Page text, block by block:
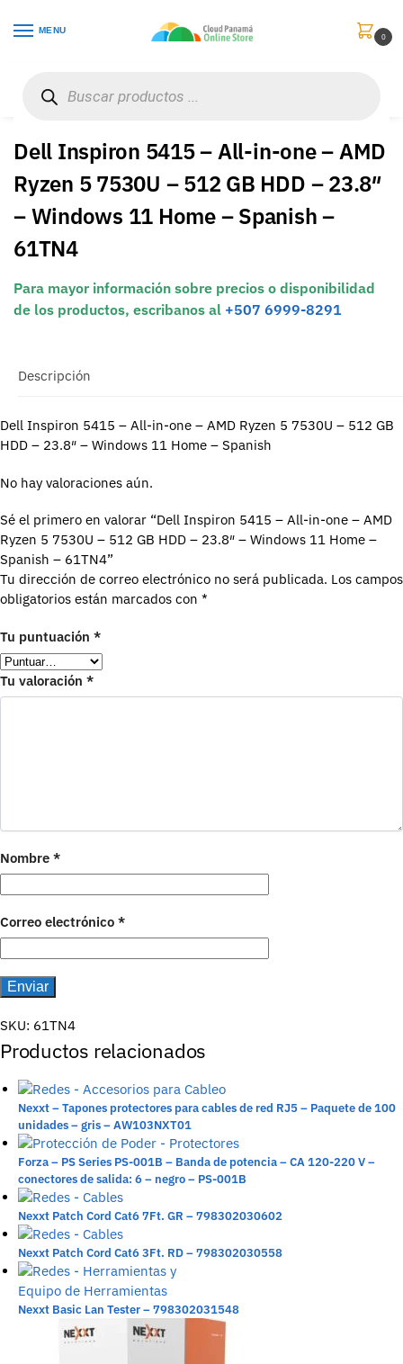
MENU
0
Dell Inspiron 5415 – All-in-one – AMD
Ryzen 5 7530U – 512 GB HDD – 23.8″
– Windows 11 Home – Spanish –
61TN4
Para mayor información sobre precios o disponibilidad
de los productos, escribanos al +507 6999-8291
Descripción
Dell Inspiron 5415 – All-in-one – AMD Ryzen 5 7530U – 512 GB
HDD – 23.8″ – Windows 11 Home – Spanish
No hay valoraciones aún.
Sé el primero en valorar “Dell Inspiron 5415 – All-in-one – AMD
Ryzen 5 7530U – 512 GB HDD – 23.8″ – Windows 11 Home –
Spanish – 61TN4”
Tu dirección de correo electrónico no será publicada. Los campos
obligatorios están marcados con *
Tu puntuación *
Tu valoración *
Nombre *
Correo electrónico *
SKU: 61TN4
Productos relacionados
Nexxt – Tapones protectores para cables de red RJ5 – Paquete de 100
unidades – gris – AW103NXT01
Forza – PS Series PS-001B – Banda de potencia – CA 120-220 V –
conectores de salida: 6 – negro – PS-001B
Nexxt Patch Cord Cat6 7Ft. GR – 798302030602
Nexxt Patch Cord Cat6 3Ft. RD – 798302030558
Nexxt Basic Lan Tester – 798302031548